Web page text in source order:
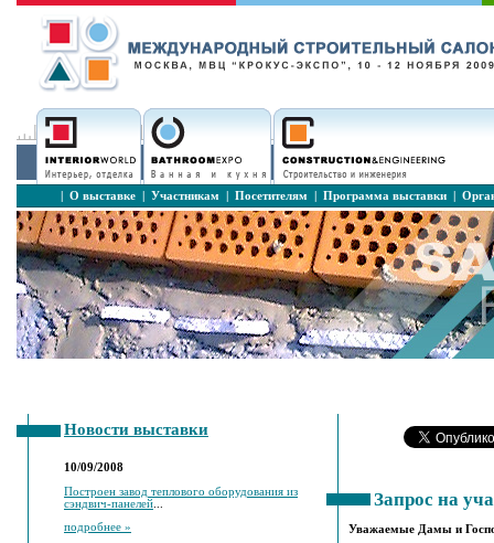
О выставке Участникам Посетителям Программа выставки
Новости выставки
10/09/2008
Построен завод теплового оборудования из
сэндвич-панелей
подробнее »
Запрос на
Уважаемые Дамы и